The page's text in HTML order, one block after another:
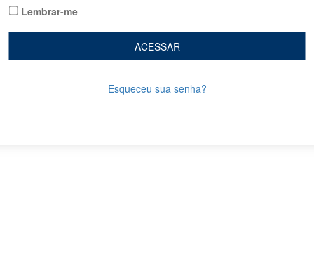
Lembrar-me
ACESSAR
Esqueceu sua senha?